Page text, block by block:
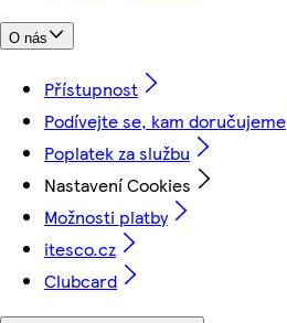
O nás
Přístupnost
Podívejte se, kam doručujeme
Poplatek za službu
Nastavení Cookies
Možnosti platby
itesco.cz
Clubcard